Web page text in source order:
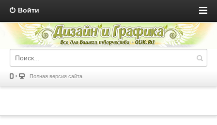
Войти
Полная версия сайта